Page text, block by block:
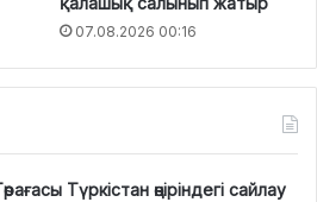
07.08.2026 00:16
Түркістан өңіріндегі сайлау